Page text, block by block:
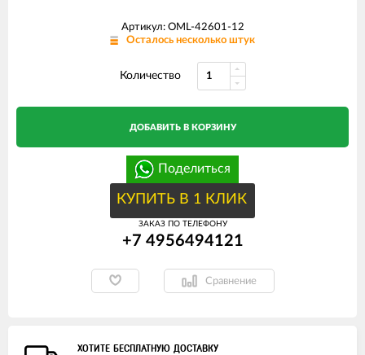
Артикул: OML-42601-12
Осталось несколько штук
Количество
ДОБАВИТЬ В КОРЗИНУ
Поделиться
КУПИТЬ В 1 КЛИК
ЗАКАЗ ПО ТЕЛЕФОНУ
+7 4956494121
Сравнение
ХОТИТЕ БЕСПЛАТНУЮ ДОСТАВКУ